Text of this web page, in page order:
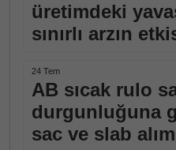
üretimdeki
sınırlı arzın
24 Tem
AB sıcak rulo
durgunluğuna
sac ve slab